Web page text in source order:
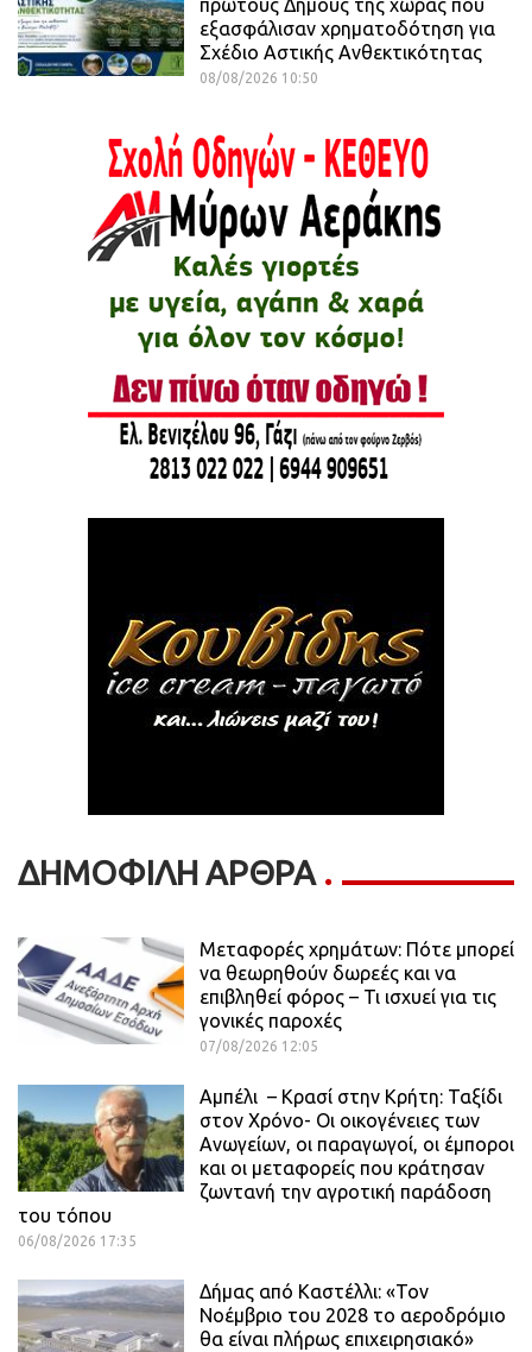
πρώτους Δήμους της χώρας που
εξασφάλισαν χρηματοδότηση για
Σχέδιο Αστικής Ανθεκτικότητας
08/08/2026 10:50
ΔΗΜΟΦΙΛΗ ΑΡΘΡΑ
Μεταφορές χρημάτων: Πότε μπορεί
να θεωρηθούν δωρεές και να
επιβληθεί φόρος – Τι ισχυεί για τις
γονικές παροχές
07/08/2026 12:05
Αμπέλι – Κρασί στην Κρήτη: Ταξίδι
στον Χρόνο- Οι οικογένειες των
Ανωγείων, οι παραγωγοί, οι έμποροι
και οι μεταφορείς που κράτησαν
ζωντανή την αγροτική παράδοση
του τόπου
06/08/2026 17:35
Δήμας από Καστέλλι: «Τον
Νοέμβριο του 2028 το αεροδρόμιο
θα είναι πλήρως επιχειρησιακό»